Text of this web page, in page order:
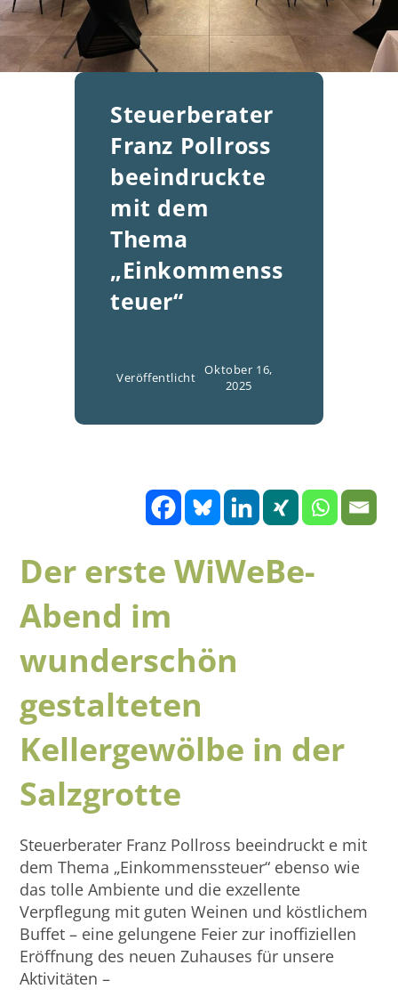
Steuerberater
Franz Pollross
beeindruckte
mit dem
Thema
„Einkommenss
teuer“
Veröffentlicht Oktober 16,
2025
Der erste WiWeBe-
Abend im
wunderschön
gestalteten
Kellergewölbe in der
Salzgrotte
Steuerberater Franz Pollross beeindruckt e mit
dem Thema „Einkommenssteuer“ ebenso wie
das tolle Ambiente und die exzellente
Verpflegung mit guten Weinen und köstlichem
Buffet – eine gelungene Feier zur inoffiziellen
Eröffnung des neuen Zuhauses für unsere
Aktivitäten –